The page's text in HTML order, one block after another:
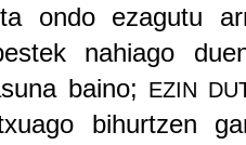
ondo ezagutu
nahiago
baino; EZIN
bihurtzen